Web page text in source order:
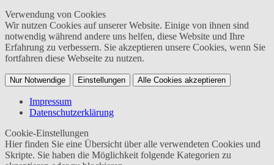
Verwendung von Cookies
Wir nutzen Cookies auf unserer Website. Einige von ihnen sind
notwendig während andere uns helfen, diese Website und Ihre
Erfahrung zu verbessern. Sie akzeptieren unsere Cookies, wenn Sie
fortfahren diese Webseite zu nutzen.
Nur Notwendige Einstellungen Alle Cookies akzeptieren
Impressum
Datenschutzerklärung
Cookie-Einstellungen
Hier finden Sie eine Übersicht über alle verwendeten Cookies und
Skripte. Sie haben die Möglichkeit folgende Kategorien zu